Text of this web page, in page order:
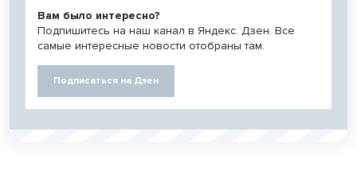
Вам было интересно?
Подпишитесь на наш канал в Яндекс. Дзен. Все
самые интересные новости отобраны там.
Подписаться на Дзен